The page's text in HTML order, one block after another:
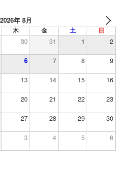
2026年 8月
木 金 土 日
30 31 1 2
6 7 8 9
13 14 15 16
20 21 22 23
27 28 29 30
3 4 5 6